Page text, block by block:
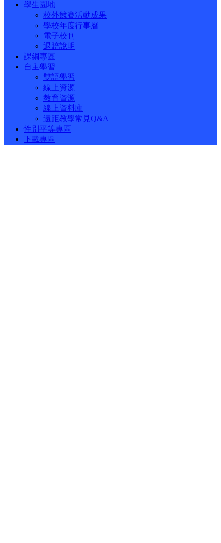
學生園地
校外競賽活動成果
學校年度行事曆
電子校刊
退賠說明
課綱專區
自主學習
雙語學習
線上資源
教育資源
線上資料庫
遠距教學常見Q&A
性別平等專區
下載專區